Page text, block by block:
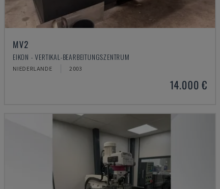
MV2
EIKON - VERTIKAL-BEARBEITUNGSZENTRUM
NIEDERLANDE 2003
14.000 €